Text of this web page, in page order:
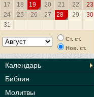
17
18 19 20 21 22
23
24
25 26 27 28 29
30
31
Ст. ст.
Нов. ст.
Календарь
Библия
Молитвы